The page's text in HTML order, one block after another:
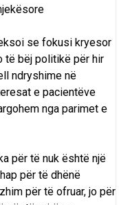
se fokusi kryesor
të bëj politikë për hir
ndryshime në
e pacientëve
nga parimet e
për të nuk është një
për të dhënë
për të ofruar, jo për